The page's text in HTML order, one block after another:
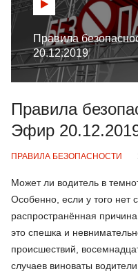
Правила
20.12.2019
Правила
Эфир
ПРАВИЛА БЕЗОПАСНОСТИ
Может ли водитель в
Особенно, если у того нет
распространённая
это спешка и
происшествий,
случаев виноваты